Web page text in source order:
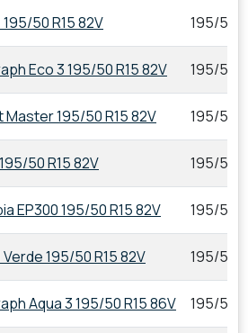
50 R15 82V 195/50
Eco 3 195/50 R15 82V 195/50
195/50 R15 82V 195/50
50 R15 82V 195/50
EP300 195/50 R15 82V 195/50
195/50 R15 82V 195/50
Aqua 3 195/50 R15 86V 195/50